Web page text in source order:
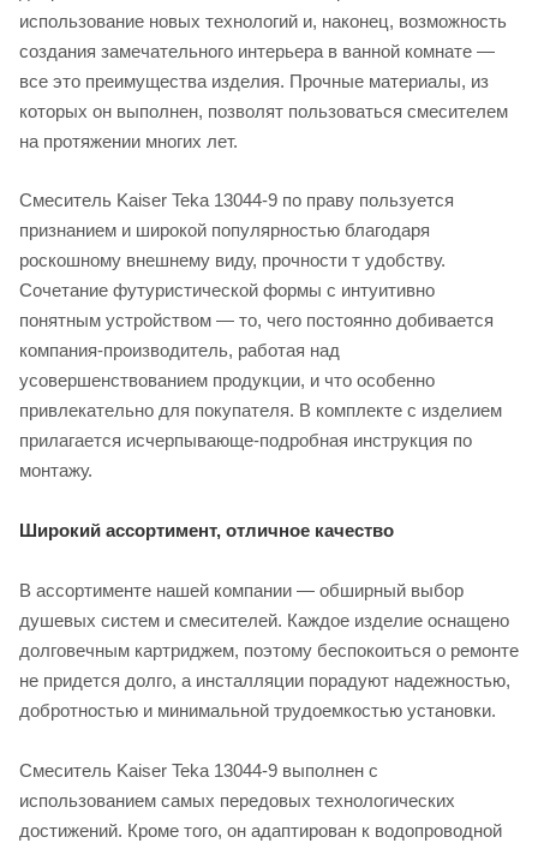
использование новых технологий и, наконец, возможность
создания замечательного интерьера в ванной комнате —
все это преимущества изделия. Прочные материалы, из
которых он выполнен, позволят пользоваться смесителем
на протяжении многих лет.
Смеситель Kaiser Teka 13044-9 по праву пользуется
признанием и широкой популярностью благодаря
роскошному внешнему виду, прочности т удобству.
Сочетание футуристической формы с интуитивно
понятным устройством — то, чего постоянно добивается
компания-производитель, работая над
усовершенствованием продукции, и что особенно
привлекательно для покупателя. В комплекте с изделием
прилагается исчерпывающе-подробная инструкция по
монтажу.
Широкий ассортимент, отличное качество
В ассортименте нашей компании — обширный выбор
душевых систем и смесителей. Каждое изделие оснащено
долговечным картриджем, поэтому беспокоиться о ремонте
не придется долго, а инсталляции порадуют надежностью,
добротностью и минимальной трудоемкостью установки.
Смеситель Kaiser Teka 13044-9 выполнен с
использованием самых передовых технологических
достижений. Кроме того, он адаптирован к водопроводной